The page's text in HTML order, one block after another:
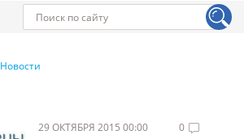
Новости
29 ОКТЯБРЯ 2015 00:00 0